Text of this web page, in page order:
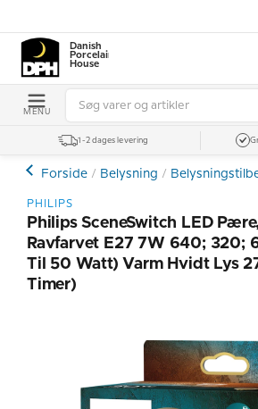
Danish
Porcelain
House
MENU
1-2 dages levering
Forside Belysning
PHILIPS
Philips SceneSwitch LED
Ravfarvet E27 7W 640; 320;
Til 50 Watt) Varm Hvidt Lys
Timer)